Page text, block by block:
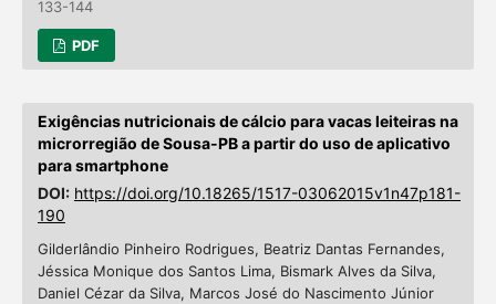
133-144
PDF
Exigências nutricionais de cálcio para vacas leiteiras na
microrregião de Sousa-PB a partir do uso de aplicativo
para smartphone
DOI: https://doi.org/10.18265/1517-03062015v1n47p181-
190
Gilderlândio Pinheiro Rodrigues, Beatriz Dantas Fernandes,
Jéssica Monique dos Santos Lima, Bismark Alves da Silva,
Daniel Cézar da Silva, Marcos José do Nascimento Júnior